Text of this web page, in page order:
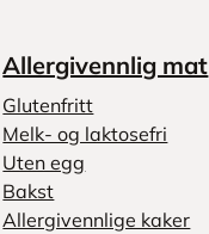
Allergivennlig mat
Glutenfritt
Melk- og laktosefri
Uten egg
Bakst
Allergivennlige kaker